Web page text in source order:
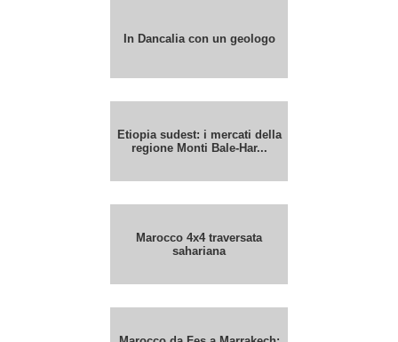
In Dancalia con un geologo
Etiopia sudest: i mercati della
regione Monti Bale-Har...
Marocco 4x4 traversata
sahariana